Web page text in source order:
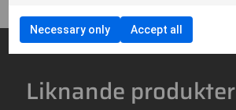
Liknande produkter
Necessary only Accept all